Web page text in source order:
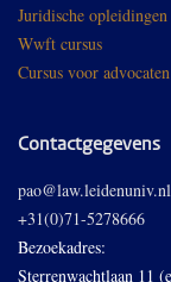
Juridische opleidingen
Wwft cursus
Cursus voor advocaten
Contactgegevens
pao@law.leidenuniv.nl
+31(0)71-5278666
Bezoekadres:
Sterrenwachtlaan 11